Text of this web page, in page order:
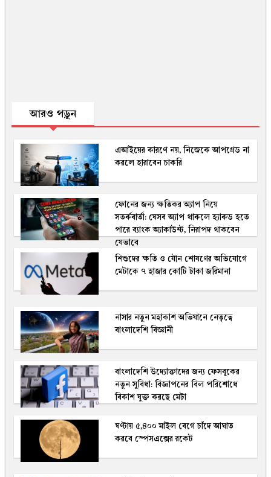
আরও পড়ুন
এআইয়ের কারণে নয়, নিজেকে আপগ্রেড না
করলে হারাবেন চাকরি
ফোনের জন্য ক্ষতিকর অ্যাপ নিয়ে
সতর্কবার্তা: যেসব অ্যাপ থাকলে হ্যাকড হতে
পারে ব্যাংক অ্যাকাউন্ট, নিরাপদ থাকবেন
যেভাবে
শিশুদের ক্ষতি ও যৌন শোষণের অভিযোগে
মেটাকে ৭ হাজার কোটি টাকা জরিমানা
নাসার নতুন মহাকাশ অভিযানে নেতৃত্বে
বাংলাদেশি বিজ্ঞানী
বাংলাদেশি উদ্যোক্তাদের জন্য ফেসবুকের
নতুন সুবিধা: বিজ্ঞাপনের বিল পরিশোধে
বিকাশ যুক্ত করছে মেটা
ঘণ্টায় ৫,৪০০ মাইল বেগে চাঁদে আঘাত
করবে স্পেসএক্সের রকেট